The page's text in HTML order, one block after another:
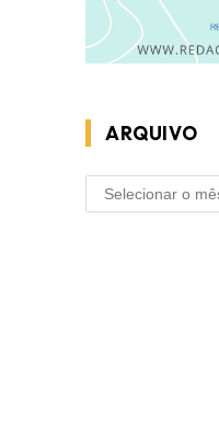
ARQUIVO
ARQUIVO